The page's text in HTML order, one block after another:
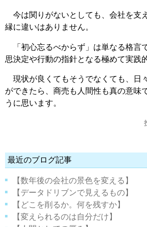
今は関りがないとしても、会社を支
縁に違いはありません。
「初心忘るべからず」は単なる格言
思決定や行動の指針となる極めて実践
現状が良くてもそうでなくても、日
ができたら、商売も人間性も真の意味
うに思います。
最近のブログ記事
【数年後の会社の景色を変える】
【データドリブンで見えるもの】
【どこを削るか。何を残すか】
【変えられるのは自分だけ】